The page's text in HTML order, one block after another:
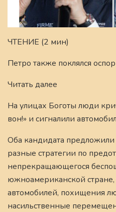
ЧТЕНИЕ (2 мин)
Петро также поклялся
Читать далее
На улицах Боготы люди
вон!» и сигналили
Оба кандидата
разные стратегии по
непрекращающегося
южноамериканской
автомобилей, похищения
насильственные